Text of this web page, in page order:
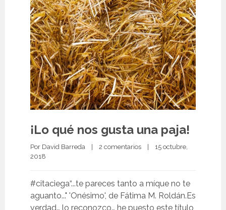
¡Lo qué nos gusta una paja!
Por David Barreda 2 comentarios
15 octubre,
2018
#citaciega“...te pareces tanto a míque no te
aguanto..." 'Onésimo', de Fátima M. Roldán.Es
verdad… lo reconozco… he puesto este título